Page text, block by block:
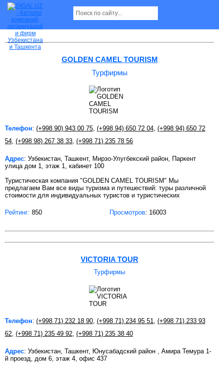
Турфирмы в Ташкенте
GOLDEN CAMEL TOURISM
Турфирмы
Телефон: (+998 90) 943 00 75 (+998 94) 650 72 04 (+998 94) 650 72
54 (+998 98) 267 38 33 (+998 71) 235 78 56
Адрес: Узбекистан, Ташкент, Мирзо-Улугбекский район, Паркент
улица дом 1, этаж 1, кабинет 100
Туристическая компания "GOLDEN CAMEL TOURISM" Мы
предлагаем Вам все виды туризма и путешествий: туры различной
стоимости для индивидуальных туристов и туристических
Рейтинг: 850 Просмотров: 16003
VICTORIA TOUR
Турфирмы
Телефон: (+998 71) 232 18 90, (+998 71) 234 95 51, (+998 71) 233 93
62, (+998 71) 235 49 92, (+998 71) 235 38 40
Адрес: Узбекистан, Ташкент, Юнусабадский район , Амира Темура 1-
й проезд, дом 6, этаж 4, офис 437